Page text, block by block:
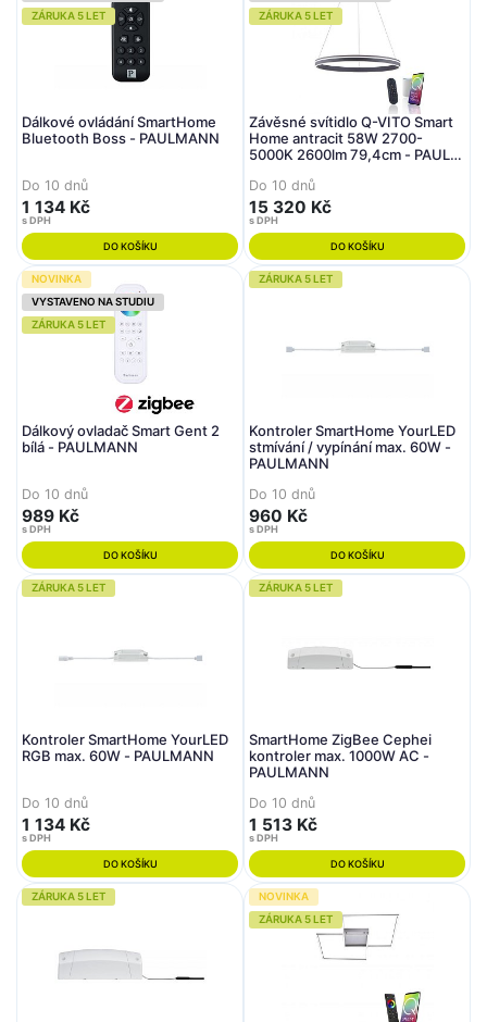
ZÁRUKA 5 LET
Dálkové ovládání SmartHome
Bluetooth Boss - PAULMANN
Do 10 dnů
1 134 Kč
s DPH
DO KOŠÍKU
ZÁRUKA 5 LET
Závěsné svítidlo Q-VITO Smart
Home antracit 58W 2700-
5000K 2600lm 79,4cm - PAUL
Do 10 dnů
15 320 Kč
s DPH
DO KOŠÍKU
NOVINKA
VYSTAVENO NA STUDIU
ZÁRUKA 5 LET
Dálkový ovladač Smart Gent 2
bílá - PAULMANN
Do 10 dnů
989 Kč
s DPH
DO KOŠÍKU
ZÁRUKA 5 LET
Kontroler SmartHome YourLED
stmívání / vypínání max. 60W -
PAULMANN
Do 10 dnů
960 Kč
s DPH
DO KOŠÍKU
ZÁRUKA 5 LET
Kontroler SmartHome YourLED
RGB max. 60W - PAULMANN
Do 10 dnů
1 134 Kč
s DPH
DO KOŠÍKU
ZÁRUKA 5 LET
SmartHome ZigBee Cephei
kontroler max. 1000W AC -
PAULMANN
Do 10 dnů
1 513 Kč
s DPH
DO KOŠÍKU
ZÁRUKA 5 LET
NOVINKA
ZÁRUKA 5 LET